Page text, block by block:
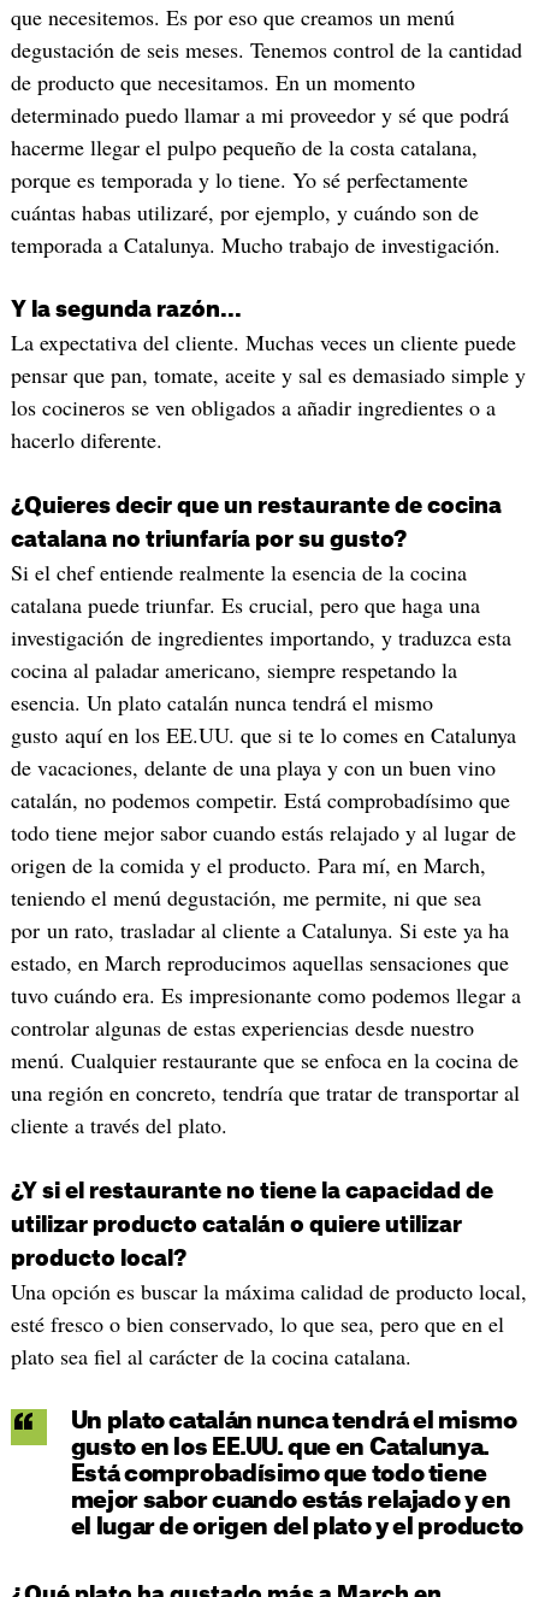
que necesitemos. Es por eso que creamos un menú
degustación de seis meses. Tenemos control de la cantidad
de producto que necesitamos. En un momento
determinado puedo llamar a mi proveedor y sé que podrá
hacerme llegar el pulpo pequeño de la costa catalana,
porque es temporada y lo tiene. Yo sé perfectamente
cuántas habas utilizaré, por ejemplo, y cuándo son de
temporada a Catalunya. Mucho trabajo de investigación.
Y la segunda razón...
La expectativa del cliente. Muchas veces un cliente puede
pensar que pan, tomate, aceite y sal es demasiado simple y
los cocineros se ven obligados a añadir ingredientes o a
hacerlo diferente.
¿Quieres decir que un restaurante de cocina
catalana no triunfaría por su gusto?
Si el chef entiende realmente la esencia de la cocina
catalana puede triunfar. Es crucial, pero que haga una
investigación de ingredientes importando, y traduzca esta
cocina al paladar americano, siempre respetando la
esencia. Un plato catalán nunca tendrá el mismo
gusto aquí en los EE.UU. que si te lo comes en Catalunya
de vacaciones, delante de una playa y con un buen vino
catalán, no podemos competir. Está comprobadísimo que
todo tiene mejor sabor cuando estás relajado y al lugar de
origen de la comida y el producto. Para mí, en March,
teniendo el menú degustación, me permite, ni que sea
por un rato, trasladar al cliente a Catalunya. Si este ya ha
estado, en March reproducimos aquellas sensaciones que
tuvo cuándo era. Es impresionante como podemos llegar a
controlar algunas de estas experiencias desde nuestro
menú. Cualquier restaurante que se enfoca en la cocina de
una región en concreto, tendría que tratar de transportar al
cliente a través del plato.
¿Y si el restaurante no tiene la capacidad de
utilizar producto catalán o quiere utilizar
producto local?
Una opción es buscar la máxima calidad de producto local,
esté fresco o bien conservado, lo que sea, pero que en el
plato sea fiel al carácter de la cocina catalana.
Un plato catalán nunca tendrá el mismo
gusto en los EE.UU. que en Catalunya.
Está comprobadísimo que todo tiene
mejor sabor cuando estás relajado y en
el lugar de origen del plato y el producto